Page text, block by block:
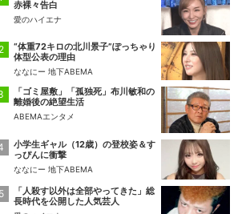
赤裸々告白
愛のハイエナ
“体重72キロの北川景子”ぽっちゃり
体型公表の理由
ななにー 地下ABEMA
「ゴミ屋敷」「孤独死」布川敏和の
離婚後の絶望生活
ABEMAエンタメ
小学生ギャル（12歳）の登校姿＆す
っぴんに衝撃
ななにー 地下ABEMA
「人殺す以外は全部やってきた」総
長時代を公開した人気芸人